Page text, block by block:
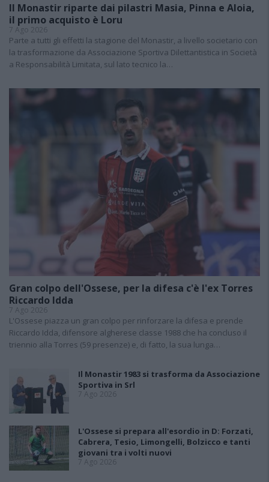
Il Monastir riparte dai pilastri Masia, Pinna e Aloia,
il primo acquisto è Loru
7 Ago 2026
Parte a tutti gli effetti la stagione del Monastir, a livello societario con
la trasformazione da Associazione Sportiva Dilettantistica in Società
a Responsabilità Limitata, sul lato tecnico la…
Gran colpo dell'Ossese, per la difesa c'è l'ex Torres
Riccardo Idda
7 Ago 2026
L'Ossese piazza un gran colpo per rinforzare la difesa e prende
Riccardo Idda, difensore algherese classe 1988 che ha concluso il
triennio alla Torres (59 presenze) e, di fatto, la sua lunga…
Il Monastir 1983 si trasforma da Associazione
Sportiva in Srl
7 Ago 2026
L'Ossese si prepara all'esordio in D: Forzati,
Cabrera, Tesio, Limongelli, Bolzicco e tanti
giovani tra i volti nuovi
7 Ago 2026